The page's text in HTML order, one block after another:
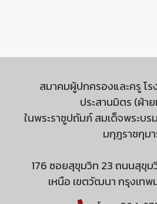
สมาคมผู้ปกครองและครู โร
ประสานมิตร (ฝ่า
ในพระราชูปถัมภ์ สมเด็จพระบร
มกุฎราชกุม
176 ซอยสุขุมวิท 23 ถนนสุขุม
เหนือ เขตวัฒนา กรุงเทพ